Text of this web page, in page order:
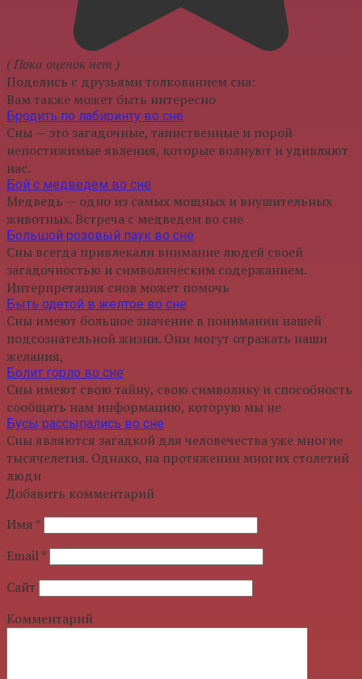
( Пока оценок нет )
Поделись с друзьями толкованием сна:
Вам также может быть интересно
Бродить по лабиринту во сне
Сны — это загадочные, таинственные и порой
непостижимые явления, которые волнуют и удивляют
нас.
Бой с медведем во сне
Медведь — одно из самых мощных и внушительных
животных. Встреча с медведем во сне
Большой розовый паук во сне
Сны всегда привлекали внимание людей своей
загадочностью и символическим содержанием.
Интерпретация снов может помочь
Быть одетой в желтое во сне
Сны имеют большое значение в понимании нашей
подсознательной жизни. Они могут отражать наши
желания,
Болит горло во сне
Сны имеют свою тайну, свою символику и способность
сообщать нам информацию, которую мы не
Бусы рассыпались во сне
Сны являются загадкой для человечества уже многие
тысячелетия. Однако, на протяжении многих столетий
люди
Добавить комментарий
Имя *
Email*
Сайт
Комментарий